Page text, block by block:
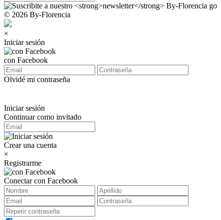
© 2026 By-Florencia
×
Iniciar sesión
con Facebook
Olvidé mi contraseña
Iniciar sesión
Continuar como invitado
Crear una cuenta
×
Registrarme
Conectar con Facebook